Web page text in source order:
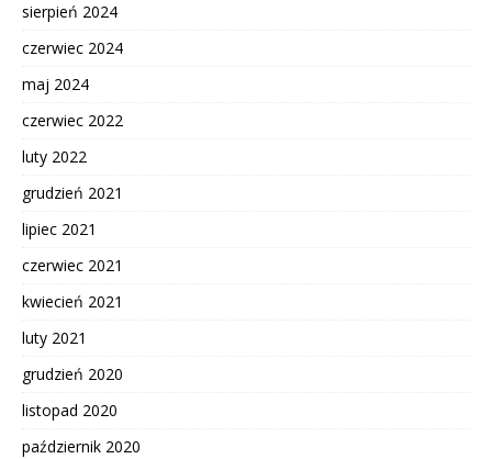
sierpień 2024
czerwiec 2024
maj 2024
czerwiec 2022
luty 2022
grudzień 2021
lipiec 2021
czerwiec 2021
kwiecień 2021
luty 2021
grudzień 2020
listopad 2020
październik 2020